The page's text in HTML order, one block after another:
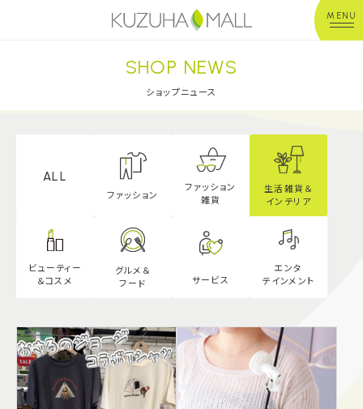
MENU
年中無休平 日：10:00~20:00
※店舗により異なる
グルメ＆フード
ショップニュース
イベント
キッズ＆ベビー
施設案内
SHOP NEWS
ショップニュース
ALL
ファッション
ファッション
雑貨
生活雑貨＆
インテリア
ビューティー
＆コスメ
グルメ＆
フード
サービス
エンタ
テインメント